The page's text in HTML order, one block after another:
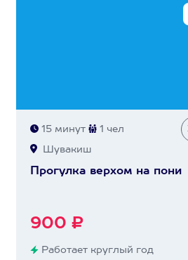
15 минут 1 чел
Шувакиш
Прогулка верхом на пони
900 ₽
Работает круглый год